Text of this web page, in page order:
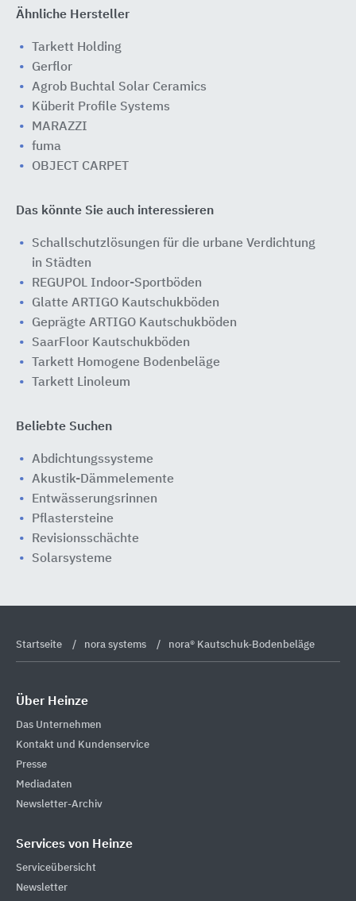
Ähnliche Hersteller
Tarkett Holding
Gerflor
Agrob Buchtal Solar Ceramics
Küberit Profile Systems
MARAZZI
fuma
OBJECT CARPET
Das könnte Sie auch interessieren
Schallschutzlösungen für die urbane Verdichtung
in Städten
REGUPOL Indoor-Sportböden
Glatte ARTIGO Kautschukböden
Geprägte ARTIGO Kautschukböden
SaarFloor Kautschukböden
Tarkett Homogene Bodenbeläge
Tarkett Linoleum
Beliebte Suchen
Abdichtungssysteme
Akustik-Dämmelemente
Entwässerungsrinnen
Pflastersteine
Revisionsschächte
Solarsysteme
Startseite nora systems nora® Kautschuk-Bodenbeläge
Über Heinze
Das Unternehmen
Kontakt und Kundenservice
Presse
Mediadaten
Newsletter-Archiv
Services von Heinze
Serviceübersicht
Newsletter